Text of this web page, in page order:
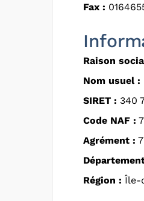
Fax :
Raison
Nom usuel :
SIRET : 340
Code NAF :
Agrément :
Région : Île-